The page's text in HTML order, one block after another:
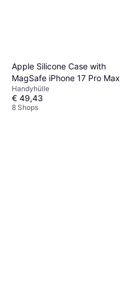
Apple Silicone Case with
MagSafe iPhone 17 Pro Max
Handyhülle
€ 49,43
8 Shops